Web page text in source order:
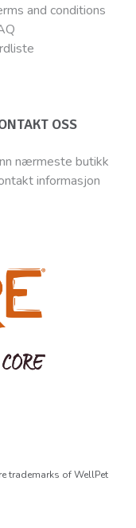
and conditions
OSS
nærmeste butikk
informasjon
trademarks of WellPet